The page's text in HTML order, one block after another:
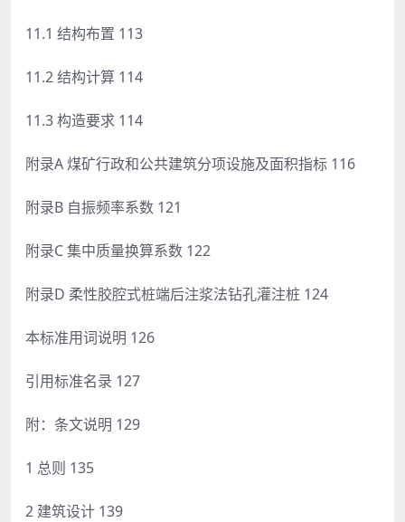
11.1 结构布置 113
11.2 结构计算 114
11.3 构造要求 114
附录A 煤矿行政和公共建筑分项设施及面积指标 116
附录B 自振频率系数 121
附录C 集中质量换算系数 122
附录D 柔性胶腔式桩端后注浆法钻孔灌注桩 124
本标准用词说明 126
引用标准名录 127
附：条文说明 129
1 总则 135
2 建筑设计 139